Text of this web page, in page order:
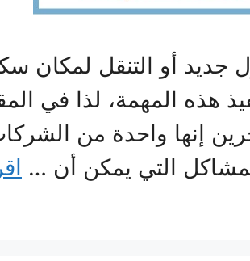
جديد أو التنقل لمكان
هذه المهمة، لذا في
واحدة من الشركات
التي يمكن أن …